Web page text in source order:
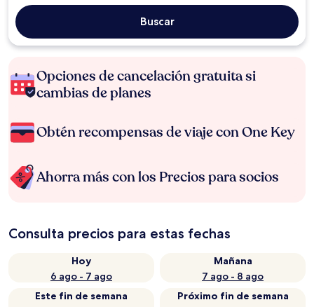
Buscar
Opciones de cancelación gratuita si
cambias de planes
Obtén recompensas de viaje con One Key
Ahorra más con los Precios para socios
Consulta precios para estas fechas
Hoy
6 ago - 7 ago
Mañana
7 ago - 8 ago
Este fin de semana
Próximo fin de semana